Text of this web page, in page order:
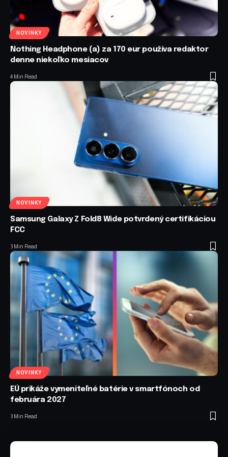
NOVINKY
Nothing Headphone (a) za 170 eur používa redaktor
denne niekoľko mesiacov
4 Min Read
NOVINKY
Samsung Galaxy Z Fold8 Wide potvrdený certifikáciou
FCC
3 Min Read
NOVINKY
EÚ prikáže vymeniteľné batérie v smartfónoch od
februára 2027
3 Min Read